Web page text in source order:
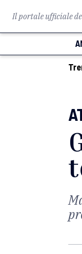
Il portale ufficiale